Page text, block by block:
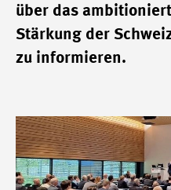
über das
Stärkung der
zu informieren.